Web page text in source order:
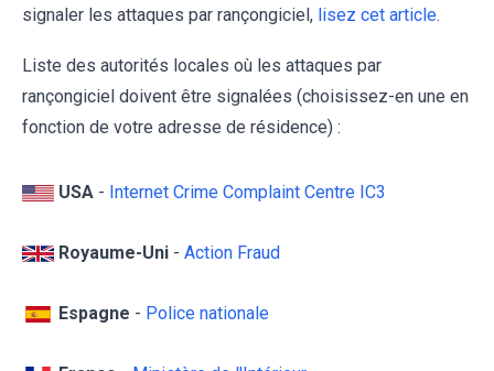
signaler les attaques par rançongiciel, lisez cet article.
Liste des autorités locales où les attaques par
rançongiciel doivent être signalées (choisissez-en une en
fonction de votre adresse de résidence) :
USA - Internet Crime Complaint Centre IC3
Royaume-Uni - Action Fraud
Espagne - Police nationale